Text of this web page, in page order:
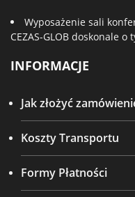
Wyposażenie sali
CEZAS-GLOB doskonale o
INFORMACJE
Jak złożyć
Koszty Transportu
Formy Płatności